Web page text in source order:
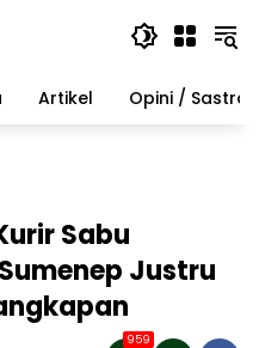
Artikel Opini / Sastra
Sabu
Justru
959